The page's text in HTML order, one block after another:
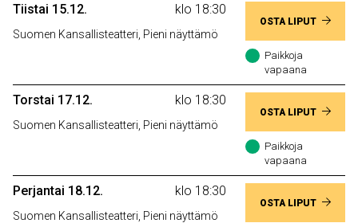
Tiistai 15.12. klo 18:30
Suomen Kansallisteatteri, Pieni näyttämö
OSTA LIPUT
Paikkoja
vapaana
Torstai 17.12. klo 18:30
Suomen Kansallisteatteri, Pieni näyttämö
OSTA LIPUT
Paikkoja
vapaana
Perjantai 18.12. klo 18:30
Suomen Kansallisteatteri, Pieni näyttämö
OSTA LIPUT